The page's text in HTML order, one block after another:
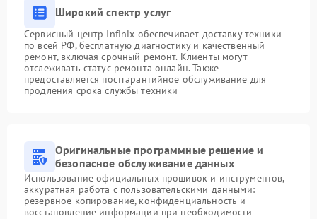
Широкий спектр услуг
Сервисный центр Infinix обеспечивает доставку техники
по всей РФ, бесплатную диагностику и качественный
ремонт, включая срочный ремонт. Клиенты могут
отслеживать статус ремонта онлайн. Также
предоставляется постгарантийное обслуживание для
продления срока службы техники
Оригинальные программные решение и
безопасное обслуживание данных
Использование официальных прошивок и инструментов,
аккуратная работа с пользовательскими данными:
резервное копирование, конфиденциальность и
восстановление информации при необходимости